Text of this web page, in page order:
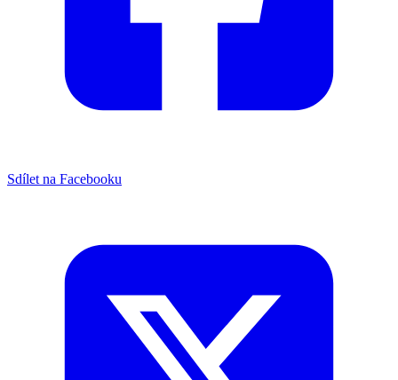
Sdílet na Facebooku